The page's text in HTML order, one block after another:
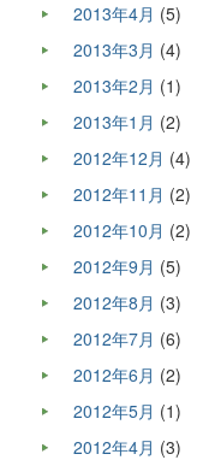
2013年4月 (5)
2013年3月 (4)
2013年2月 (1)
2013年1月 (2)
2012年12月 (4)
2012年11月 (2)
2012年10月 (2)
2012年9月 (5)
2012年8月 (3)
2012年7月 (6)
2012年6月 (2)
2012年5月 (1)
2012年4月 (3)